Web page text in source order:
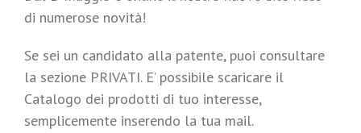
di numerose novità!
Se sei un candidato alla patente, puoi consultare
la sezione PRIVATI. E’ possibile scaricare il
Catalogo dei prodotti di tuo interesse,
semplicemente inserendo la tua mail.